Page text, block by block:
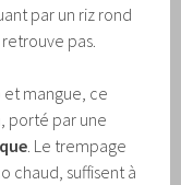
par un riz rond
pas.
mangue, ce
porté par une
. Le trempage
chaud, suffisent à